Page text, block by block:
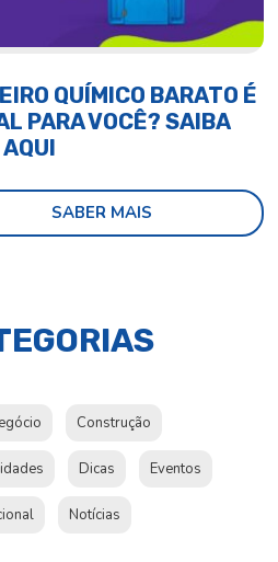
QUÍMICO BARATO É
PARA VOCÊ? SAIBA
SABER MAIS
Construção
Dicas Eventos
Notícias